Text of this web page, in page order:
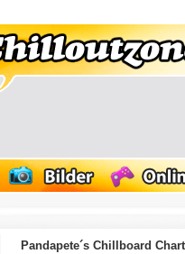
Pandapete´s Chillboard